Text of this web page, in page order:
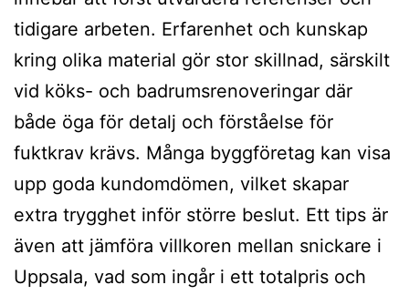
tidigare arbeten. Erfarenhet och kunskap
kring olika material gör stor skillnad, särskilt
vid köks- och badrumsrenoveringar där
både öga för detalj och förståelse för
fuktkrav krävs. Många byggföretag kan visa
upp goda kundomdömen, vilket skapar
extra trygghet inför större beslut. Ett tips är
även att jämföra villkoren mellan snickare i
Uppsala, vad som ingår i ett totalpris och